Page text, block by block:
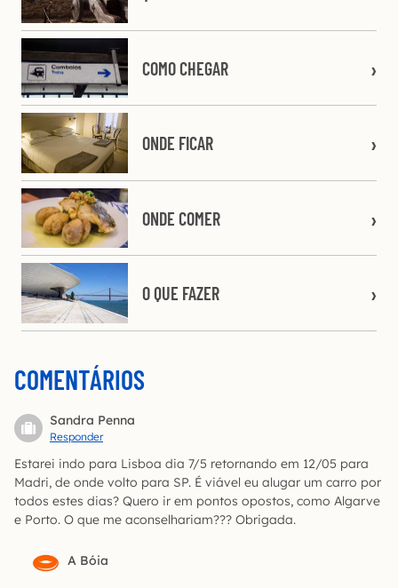
COMO CHEGAR
ONDE FICAR
ONDE COMER
O QUE FAZER
COMENTÁRIOS
Sandra Penna
Responder
Estarei indo para Lisboa dia 7/5 retornando em 12/05 para
Madri, de onde volto para SP. É viável eu alugar um carro por
todos estes dias? Quero ir em pontos opostos, como Algarve
e Porto. O que me aconselhariam??? Obrigada.
A Bóia